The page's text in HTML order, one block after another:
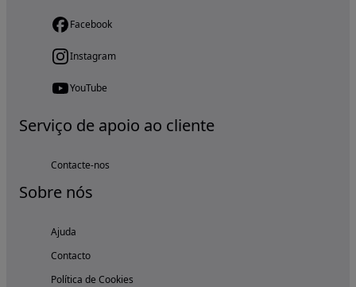
Facebook
Instagram
YouTube
Serviço de apoio ao cliente
Contacte-nos
Sobre nós
Ajuda
Contacto
Política de Cookies